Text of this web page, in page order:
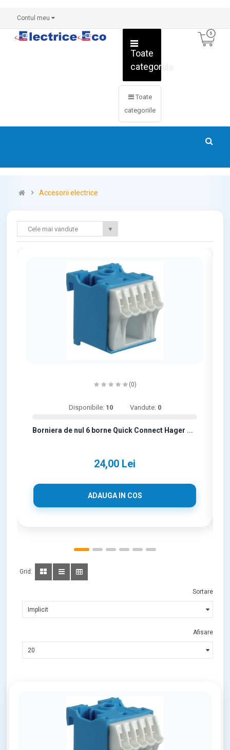
Contul meu
Toate
categoriile
Toate
categoriile
Accesorii electrice
Cele mai vandute ▼
B
orniera de nul 6 borne Quick Connect Hager KN06N
(0)
24,00 Lei
Disponibile: 10 Vandute: 0
ADAUGA IN COS
Grid:
Sortare
Afisare